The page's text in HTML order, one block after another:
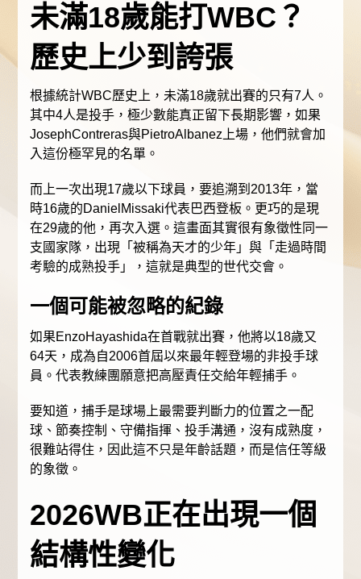
未滿18歲能打WBC？
歷史上少到誇張
根據統計WBC歷史上，未滿18歲就出賽的只有7人。
其中4人是投手，極少數能真正留下長期影響，如果
JosephContreras與PietroAlbanez上場，他們就會加
入這份極罕見的名單。
而上一次出現17歲以下球員，要追溯到2013年，當
時16歲的DanielMissaki代表巴西登板。更巧的是現
在29歲的他，再次入選。這畫面其實很有象徵性同一
支國家隊，出現「被稱為天才的少年」與「走過時間
考驗的成熟投手」，這就是典型的世代交會。
一個可能被忽略的紀錄
如果EnzoHayashida在首戰就出賽，他將以18歲又
64天，成為自2006首屆以來最年輕登場的非投手球
員。代表教練團願意把高壓責任交給年輕捕手。
要知道，捕手是球場上最需要判斷力的位置之一配
球、節奏控制、守備指揮、投手溝通，沒有成熟度，
很難站得住，因此這不只是年齡話題，而是信任等級
的象徵。
2026WB正在出現一個
結構性變化